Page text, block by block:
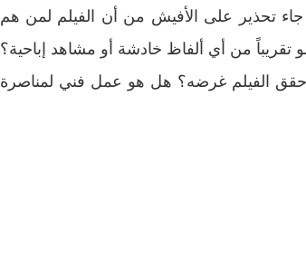
جاء تحذير على الأفيش من أن الفيلم لمن هم
أنه يخلو تقريباً من أي ألفاظ خادشة أو مشاهد إباحية؟
حقق الفيلم غرضه؟ هل هو عمل فني لمناصرة